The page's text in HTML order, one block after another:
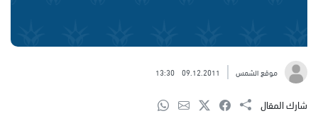
موقع الشمس 09.12.2011
13:30
شارك المقال